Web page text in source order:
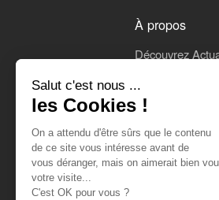
Salut c'est nous ...
les Cookies !
On a attendu d'être sûrs que le contenu
de ce site vous intéresse avant de
vous déranger, mais on aimerait bien
votre visite...
C'est OK pour vous ?
À propos
Découvrez
On parle de nous
CGU
Données